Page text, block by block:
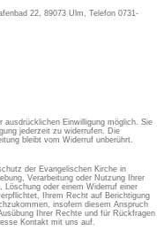
22, 89073 Ulm, Telefon 0731-
ausdrücklichen Einwilligung möglich. Sie
jederzeit zu widerrufen. Die
bleibt vom Widerruf unberührt.
der Evangelischen Kirche in
Verarbeitung oder Nutzung Ihrer
Löschung oder einem Widerruf einer
Ihrem Recht auf Berichtigung
insofern diesem Anspruch
Ihrer Rechte und für Rückfragen
Kontakt mit uns auf.